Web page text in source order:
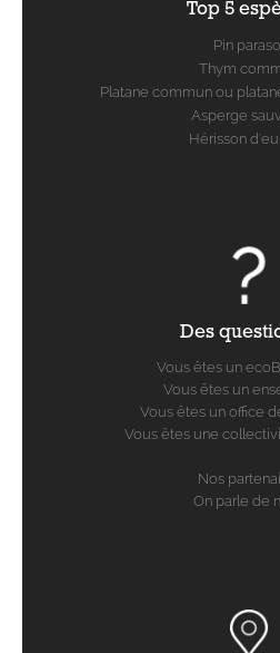
Top 5
Pin
Thym
Platane commun ou
Asperge
Hérisson
Des
Vous êtes un
Vous êtes un
Vous êtes un office
Vous êtes une
Nos
On parle de